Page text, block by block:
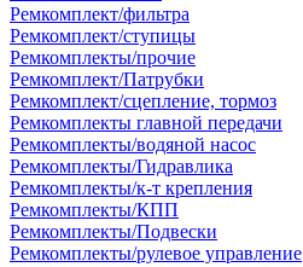
Ремкомплект/фильтра
Ремкомплект/ступицы
Ремкомплекты/прочие
Ремкомплект/Патрубки
Ремкомплект/сцепление, тормоз
Ремкомплекты главной передачи
Ремкомплекты/водяной насос
Ремкомплекты/Гидравлика
Ремкомплекты/к-т крепления
Ремкомплекты/КПП
Ремкомплекты/Подвески
Ремкомплекты/рулевое управление